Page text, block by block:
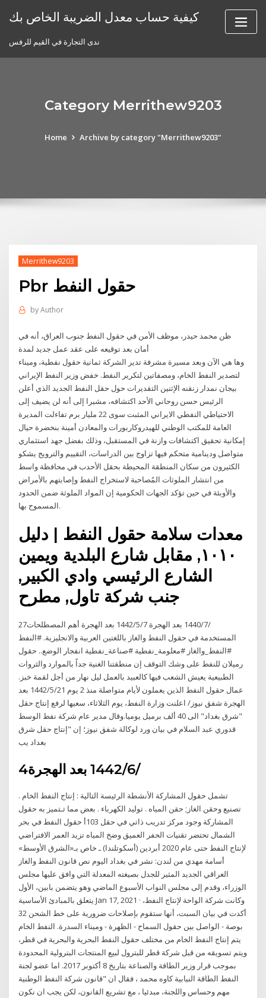
كيفية حساب معدل الضريبة الخاص بك
ندى التجارة في القيم للرفس
Category Merrithew9203
Home Archive by category "Merrithew9203"
Merrithew9203
Pbr حقول النفط
byAuthor
ظن محمد حيدر، موظف الأمن في حقول النفط جنوب العراق، أنه في
أمان بعد توقيعه على عقد عمل جديد لمدة
وها هي الآن وبعد مسيرة مشرفة تدير الشركة ثمانية حقول نفطية، وميناء
لتصدير النفط الخام، ومصفاتين لتكرير النفط. خفض وزير النفط الإيراني
بيجان نمدار زنقنه الإثنين التقديرات حول حقل النفط الجديد الذي أعلن
الرئيس حسن روحاني الأحد اكتشافه، مشيرا إلى أنه لن يضيف إلى
الاحتياطي النفطي الايراني المثبت سوى 22 مليار برم تفاءلت المديرة
العامة للمكتب الوطني للهيدروكاربورات والمعادن أمينة بنخضرة حيال
إمكانية تحقيق اكتشافات وازنة في المستقبل، وذلك بفضل جهد استثماري
متواصل ودينامية متحكم فيها تزاوج بين الدراسات، التقييم والترويج يشكو
الكثيرون من سكان المنطقة المحيطة بحقل الأحدب في محافظة واسط
من انتشار الملوثات المُصاحبة لاستخراج النفط وإصابتهم بالأمراض
والأوبئة في حين تؤكد الجهات الحكومية إن المواد الملوثة ضمن الحدود
المسموح بها.
معدات سلامة حقول النفط | دليل
١٠١٠, مقابل شارع البلدية ويمين
الشارع الرئيسي وادي الكبير,
جنب شركة تاول, مطرح
27‏‏/7‏‏/1440 بعد الهجرة 7‏‏/5‏‏/1442 بعد الهجرة ‏أهم المصطلحات
المستخدمة في حقول النفط والغاز باللغتين العربية والانجليزية. #النفط
#النفط_والغاز #معلومة_نفطية #صناعة_نفطية انفجار الوضع.. حقول
رميلان للنفط على وشك التوقف إن منطقتنا الغنية جداً بالموارد والثروات
الطبيعية يعيش الشعب فيها كالعبيد بالعمل ليل نهار من أجل لقمة خبز.
عمال حقول النفط الذين يعملون لأيام متواصلة منذ 2 يوم 21‏‏/5‏‏/1442 بعد
الهجرة شفق نيوز/ اعلنت وزارة النفط، يوم الثلاثاء، سعيها لرفع إنتاج حقل
"شرق بغداد" الى 40 ألف برميل يوميا.وقال مدير عام شركة نفط الوسط
قدوري عبد السلام في بيان ورد لوكالة شفق نيوز؛ إن "إنتاج حقل شرق
بغداد يب
4‏‏/6‏‏/1442 بعد الهجرة
تشمل حقول المشاركة الأنشطة الرئيسة التالية : إنتاج النفط الخام .
تصنيع وحقن الغاز; حقن المياه . توليد الكهرباء . بعض مما تـتميز به حقول
المشاركة وجود مركز تدريب ذاتي في حقل 103أ حقول النفط في بحر
الشمال تحتضر تقنيات الحفر العميق وضخ المياه تزيد العمر الافتراضي
لإنتاج النفط حتى عام 2020 أبردين (أسكوتلندا) ـ خاص بـ«الشرق الأوسط»
أسامة مهدي من لندن: نشر في بغداد اليوم نص قانون النفط والغاز
العراقي الجديد المثير للجدل بصيغته المعدلة التي وافق عليها مجلس
الوزراء، وقدم إلى مجلس النواب الأسبوع الماضي وهو يتضمن بابين، الأول
يتعلق بالمبادئ الأساسية Jan 17, 2021 · وكانت شركة الواحة لإنتاج النفط،
أكدت في بيان السبت، أنها ستقوم بإصلاحات ضرورية على خط الشحن 32
بوصة - الواصل بين حقول السماح - الظهرة - وميناء السدرة. النفط الخام
يتم إنتاج النفط الخام من مختلف حقول النفط البحرية والبحرية في قطر،
ويتم تسويقه من قبل شركة قطر للبترول لبيع المنتجات البترولية المحدودة
بموجب قرار وزير الطاقة والصناعة بتاريخ 8 أكتوبر 2017. اما عضو لجنة
النفط الطاقة النيابية كاوه محمد ، فقال ان "قانون شركة النفط الوطنية
مهم وحساس واللجنة، مبدئيا ، مع تشريع القانون، لكن يجب ان نكون